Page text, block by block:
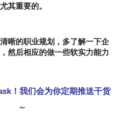
其重要的。
晰的职业规划，多了解一下企
然后相应的做一些软实力能力
！我们会为你定期推送干货
～